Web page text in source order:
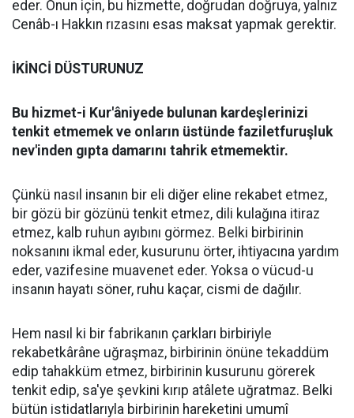
eder. Onun için, bu hizmette, doğrudan doğruya, yalnız
Cenâb-ı Hakkın rızasını esas maksat yapmak gerektir.
İKİNCİ DÜSTURUNUZ
Bu hizmet-i Kur'âniyede bulunan kardeşlerinizi
tenkit etmemek ve onların üstünde faziletfuruşluk
nev'inden gıpta damarını tahrik etmemektir.
Çünkü nasıl insanın bir eli diğer eline rekabet etmez,
bir gözü bir gözünü tenkit etmez, dili kulağına itiraz
etmez, kalb ruhun ayıbını görmez. Belki birbirinin
noksanını ikmal eder, kusurunu örter, ihtiyacına yardım
eder, vazifesine muavenet eder. Yoksa o vücud-u
insanın hayatı söner, ruhu kaçar, cismi de dağılır.
Hem nasıl ki bir fabrikanın çarkları birbiriyle
rekabetkârâne uğraşmaz, birbirinin önüne tekaddüm
edip tahakküm etmez, birbirinin kusurunu görerek
tenkit edip, sa'ye şevkini kırıp atâlete uğratmaz. Belki
bütün istidatlarıyla birbirinin hareketini umumî